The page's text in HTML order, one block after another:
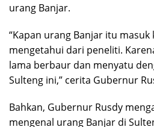
urang Banjar.
“Kapan urang Banjar itu masuk
mengetahui dari peneliti.
lama berbaur dan menyatu
Sulteng ini,” cerita Gubernur
Bahkan, Gubernur Rusdy
mengenal urang Banjar di